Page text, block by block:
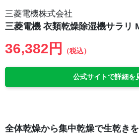
三菱電機株式会社
三菱電機 衣類乾燥除湿機サラリ
36,382円 （税込）
公式サイトで詳細を
全体乾燥から集中乾燥で生乾き